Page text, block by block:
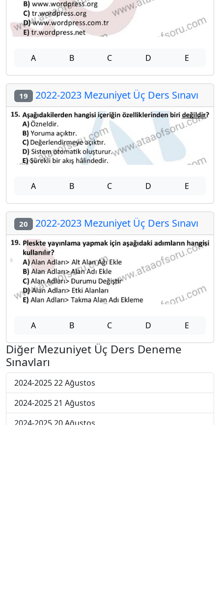
A B C D E
19 2022-2023 Mezuniyet Üç Ders Sınavı
A B C D E
20 2022-2023 Mezuniyet Üç Ders Sınavı
A B C D E
Diğer Mezuniyet Üç Ders Deneme
Sınavları
2024-2025 22 Ağustos
2024-2025 21 Ağustos
2024-2025 20 Ağustos